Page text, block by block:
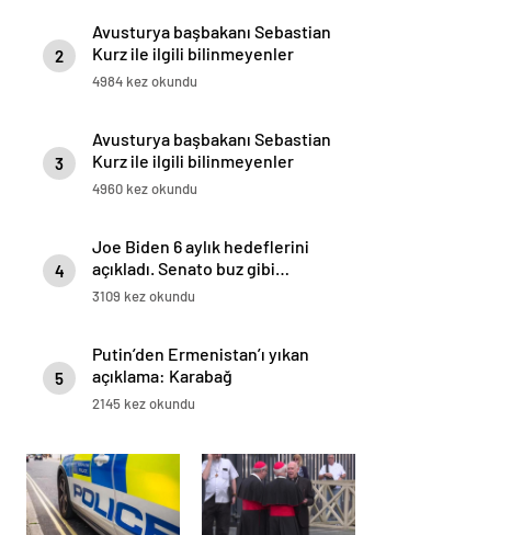
2
Avusturya başbakanı Sebastian
Kurz ile ilgili bilinmeyenler
4984 kez okundu
3
Avusturya başbakanı Sebastian
Kurz ile ilgili bilinmeyenler
4960 kez okundu
4
Joe Biden 6 aylık hedeflerini
açıkladı. Senato buz gibi…
3109 kez okundu
5
Putin’den Ermenistan’ı yıkan
açıklama: Karabağ
Azerbaycan’ın ayrılmaz bir
2145 kez okundu